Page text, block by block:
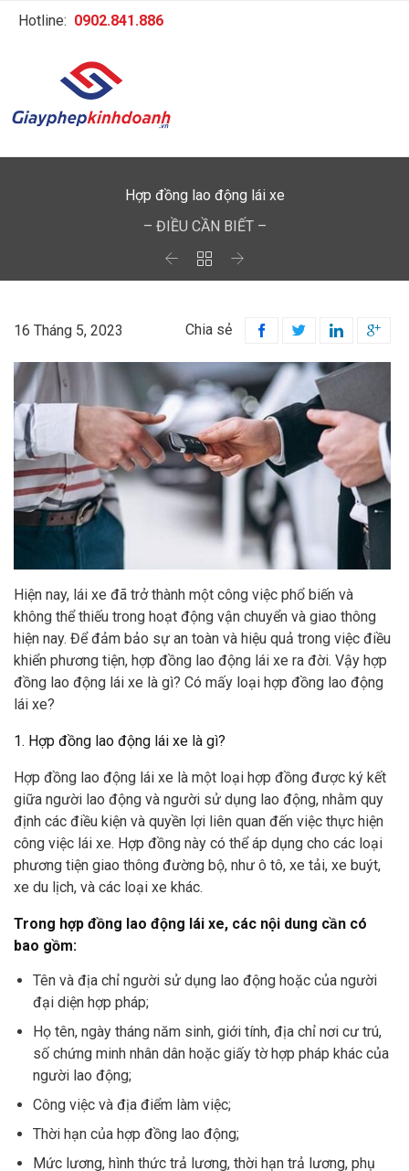
Hotline: 0902.841.886
Hợp đồng lao động lái xe
– ĐIỀU CẦN BIẾT –
  
16 Tháng 5, 2023 Chia sẻ    
Hiện nay, lái xe đã trở thành một công việc phổ biến và
không thể thiếu trong hoạt động vận chuyển và giao thông
hiện nay. Để đảm bảo sự an toàn và hiệu quả trong việc điều
khiển phương tiện, hợp đồng lao động lái xe ra đời. Vậy hợp
đồng lao động lái xe là gì? Có mấy loại hợp đồng lao động
lái xe?
1. Hợp đồng lao động lái xe là gì?
Hợp đồng lao động lái xe là một loại hợp đồng được ký kết
giữa người lao động và người sử dụng lao động, nhằm quy
định các điều kiện và quyền lợi liên quan đến việc thực hiện
công việc lái xe. Hợp đồng này có thể áp dụng cho các loại
phương tiện giao thông đường bộ, như ô tô, xe tải, xe buýt,
xe du lịch, và các loại xe khác.
Trong hợp đồng lao động lái xe, các nội dung cần có
bao gồm:
Tên và địa chỉ người sử dụng lao động hoặc của người
đại diện hợp pháp;
Họ tên, ngày tháng năm sinh, giới tính, địa chỉ nơi cư trú,
số chứng minh nhân dân hoặc giấy tờ hợp pháp khác của
người lao động;
Công việc và địa điểm làm việc;
Thời hạn của hợp đồng lao động;
Mức lương, hình thức trả lương, thời hạn trả lương, phụ